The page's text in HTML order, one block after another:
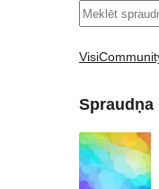
Meklēt
Visi
Spraudņa